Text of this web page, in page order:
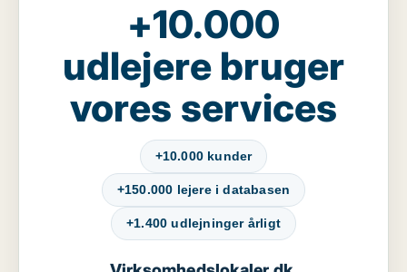
+10.000
udlejere bruger
vores services
+10.000 kunder
+150.000 lejere i databasen
+1.400 udlejninger årligt